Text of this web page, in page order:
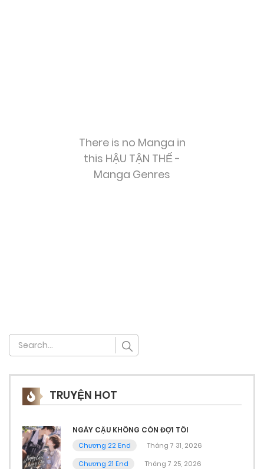
There is no Manga in
this HẬU TẬN THẾ -
Manga Genres
TRUYỆN HOT
NGÀY CẬU KHÔNG CÒN ĐỢI TÔI
Chương 22 End
Tháng 7 31, 2026
Chương 21 End
Tháng 7 25, 2026